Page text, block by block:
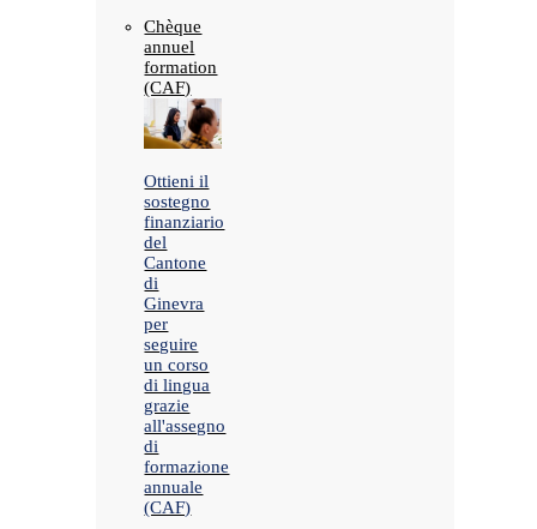
Chèque
annuel
formation
(CAF)
Ottieni il
sostegno
finanziario
del
Cantone
di
Ginevra
per
seguire
un corso
di lingua
grazie
all'assegno
di
formazione
annuale
(CAF)